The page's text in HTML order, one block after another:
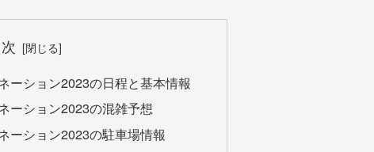
ーション2023の日程と基本情報
ーション2023の混雑予想
ーション2023の駐車場情報